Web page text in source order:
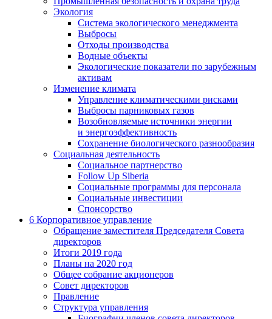
Экология
Система экологического менеджмента
Выбросы
Отходы производства
Водные объекты
Экологические показатели по зарубежным
активам
Изменение климата
Управление климатическими рисками
Выбросы парниковых газов
Возобновляемые источники энергии
и энергоэффективность
Сохранение биологического разнообразия
Социальная деятельность
Социальное партнерство
Follow Up Siberia
Социальные программы для персонала
Социальные инвестиции
Спонсорство
6 Корпоративное управление
Обращение заместителя Председателя Совета
директоров
Итоги 2019 года
Планы на 2020 год
Общее собрание акционеров
Совет директоров
Правление
Структура управления